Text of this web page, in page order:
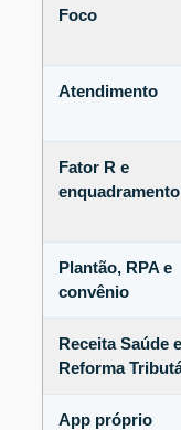
Foco
Atendimento
Fator R e
enquadramento
Plantão, RPA e
convênio
Receita Saúde e
Reforma
App próprio